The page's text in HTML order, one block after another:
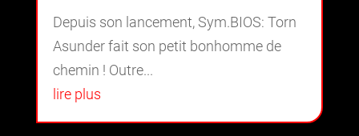
Depuis son lancement, Sym.BIOS: Torn
Asunder fait son petit bonhomme de
chemin ! Outre...
lire plus